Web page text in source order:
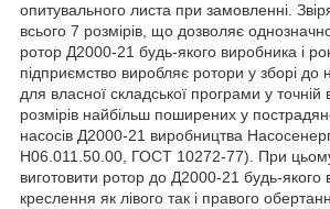
опитувального листа при замовленні.
всього 7 розмірів, що дозволяє
ротор Д2000-21 будь-якого виробника і
підприємство виробляє ротори у зборі до
для власної складської програми у точній
розмірів найбільш поширених у
насосів Д2000-21 виробництва
Н06.011.50.00, ГОСТ 10272-77). При
виготовити ротор до Д2000-21 будь-якого
креслення як лівого так і правого